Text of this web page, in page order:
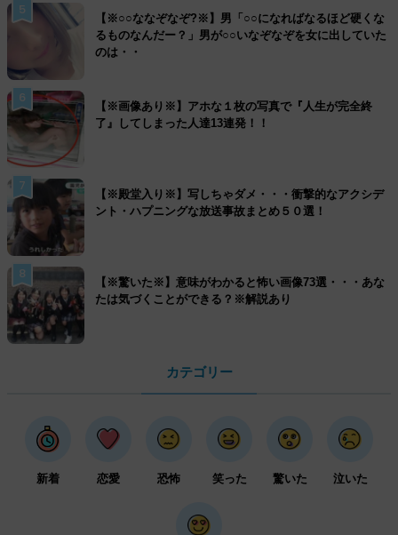
5
【※○○ななぞなぞ?※】男「○○になればなるほど硬くな
るものなんだー？」男が○○いなぞなぞを女に出していた
のは・・
6
【※画像あり※】アホな１枚の写真で『人生が完全終
了』してしまった人達13連発！！
7
【※殿堂入り※】写しちゃダメ・・・衝撃的なアクシデ
ント・ハプニングな放送事故まとめ５０選！
8
【※驚いた※】意味がわかると怖い画像73選・・・あな
たは気づくことができる？※解説あり
カテゴリー
新着 恋愛 恐怖 笑った 驚いた 泣いた